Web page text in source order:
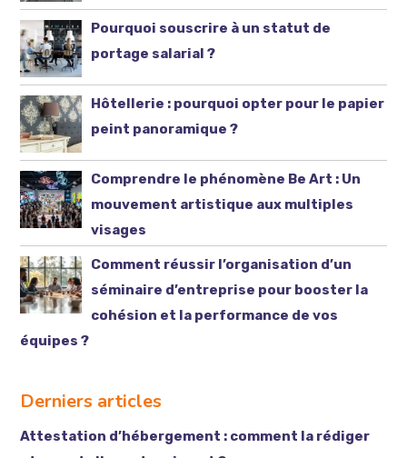
Pourquoi souscrire à un statut de
portage salarial ?
Hôtellerie : pourquoi opter pour le papier
peint panoramique ?
Comprendre le phénomène Be Art : Un
mouvement artistique aux multiples
visages
Comment réussir l’organisation d’un
séminaire d’entreprise pour booster la
cohésion et la performance de vos
équipes ?
Derniers articles
Attestation d’hébergement : comment la rédiger